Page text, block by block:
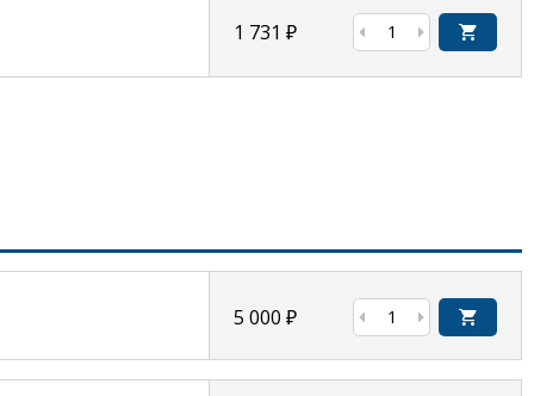
1 731 ₽
5 000 ₽